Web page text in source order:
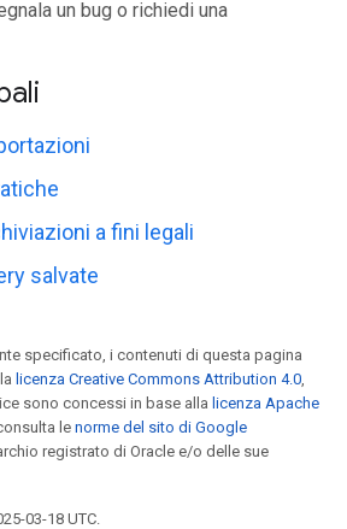
un bug o richiedi una
a fini legali
salvate
specificato, i contenuti di questa pagina
licenza Creative Commons Attribution 4.0,
sono concessi in base alla licenza Apache
le norme del sito di Google
registrato di Oracle e/o delle sue
03-18 UTC.